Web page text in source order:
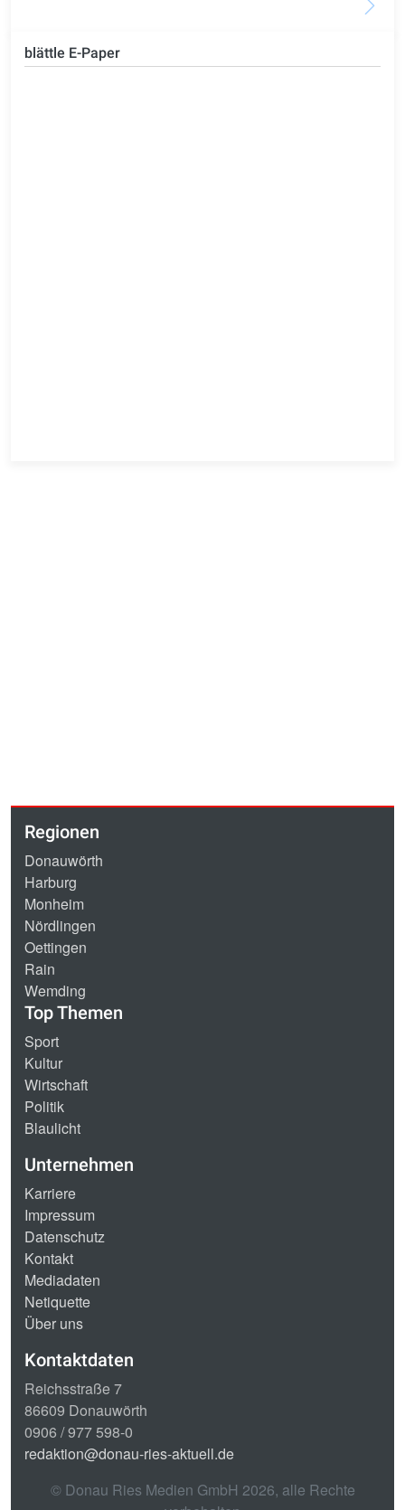
blättle E-Paper
Regionen
Donauwörth
Harburg
Monheim
Nördlingen
Oettingen
Rain
Wemding
Top Themen
Sport
Kultur
Wirtschaft
Politik
Blaulicht
Unternehmen
Karriere
Impressum
Datenschutz
Kontakt
Mediadaten
Netiquette
Über uns
Kontaktdaten
Reichsstraße 7
86609 Donauwörth
0906 / 977 598-0
redaktion@donau-ries-aktuell.de
© Donau Ries Medien GmbH 2026, alle Rechte